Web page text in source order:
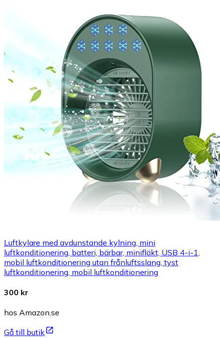
Luftkylare med avdunstande kylning, mini
luftkonditionering, batteri, bärbar, minifläkt, USB 4-i-1,
mobil luftkonditionering utan frånluftsslang, tyst
luftkonditionering, mobil luftkonditionering
300 kr
hos Amazon.se
Gå till butik